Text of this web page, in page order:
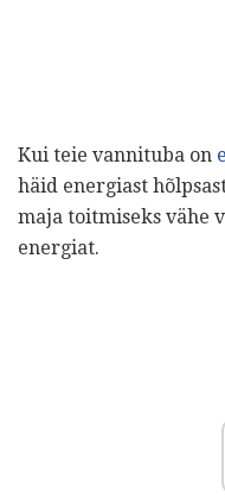
Kui teie vannituba on
häid energiast
maja toitmiseks vähe
energiat.